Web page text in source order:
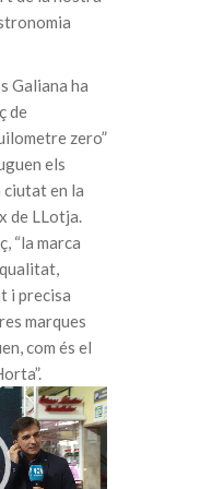
Galiana ha
de
zero”
els
ciutat en la
de LLotja.
“la marca
i precisa
marques
com és el